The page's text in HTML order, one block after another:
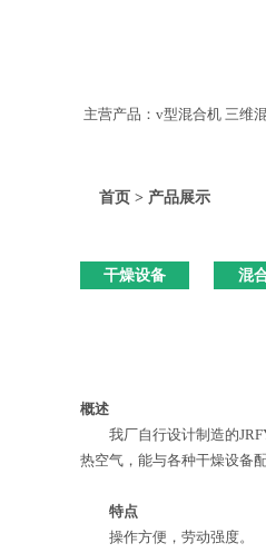
主营产品：v型混合机 三维
首页 > 产品展示
干燥设备 混
概述
我厂自行设计制造的JRFY
热空气，能与各种干燥设备
特点
操作方便，劳动强度。